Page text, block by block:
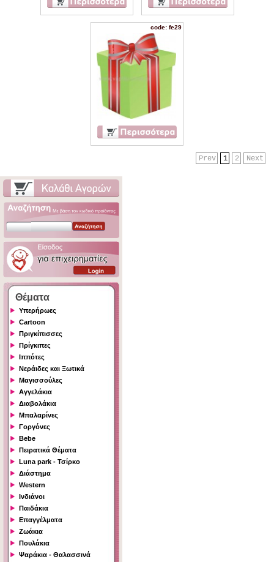
code: fe29
Next
2
1
Prev
Θέματα
Υπερήρωες
Cartoon
Πριγκίπισσες
Πρίγκιπες
Ιππότες
Νεράιδες και Ξωτικά
Μαγισσούλες
Αγγελάκια
Διαβολάκια
Μπαλαρίνες
Γοργόνες
Bebe
Πειρατικά Θέματα
Luna park - Τσίρκο
Διάστημα
Western
Ινδιάνοι
Παιδάκια
Επαγγέλματα
Ζωάκια
Πουλάκια
Ψαράκια - Θαλασσινά